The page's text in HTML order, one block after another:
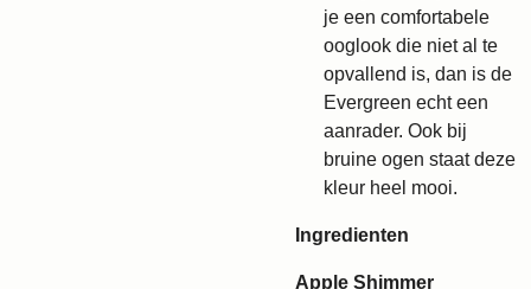
je een comfortabele
ooglook die niet al te
opvallend is, dan is de
Evergreen echt een
aanrader. Ook bij
bruine ogen staat deze
kleur heel mooi.
Ingredienten
Apple Shimmer